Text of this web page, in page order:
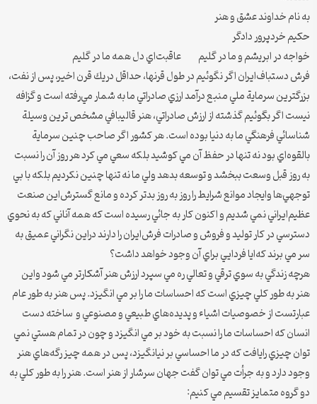
به نام خداوند عشق و هنر
حكيم خردپرور دادگر
خواجه در ابريشم و ما در گليم عاقبت‌اي دل همه ما در گليم
فرش دستباف‌ايران اگر نگوئيم در طول قرنها، حداقل در‌يك قرن اخير، پس از نفت،
بزرگترين سرماية ملي منبع درآمد ارزي صادراتي ما به شمار مي‌رفته است و گزافه
نيست اگر بگوئيم گذشته از ارزش صادراتي، هنر قاليبافي مشخص ترين وسيلة
شناسائي فرهنگي ما به دنيا بوده است. هر كشور اگر صاحب چنين سرماية
بالقوه‌اي بود نه تنها در حفظ آن مي كوشيد بلكه سعي مي كرد هر روز آن را نسبت
به روز قبل وسعت ببخشد و توسعه بدهد ولي ما نه تنها چنين نكرديم بلكه با بي
توجهي‌ها و‌ايجاد موانع شرايط را روز به روز بدتر كرده و مانع گسترش‌اين صنعت
عظيم‌ايراني نمي شديم و اكنون كار به جائي رسيده است كه همه آناني كه به نحوي
دسترسي در كار توليد و فروش و صادرات فرش‌ايران را دارند در‌اين نگراني عميق به
سر مي برند كه‌ايا فردايي براي آن وجود خواهد داشت؟
هرچه زندگي به سوي ترقي و تعالي ره مي سپرد ارزش هنر آشكارتر مي شود و‌اين
هنر به طور كلي چيزي است كه احساسات ما را بر مي انگيزد. پس هنر به طور عام
عبارتست از خصوصيات اشياء و پديده‌هاي طبيعي و مصنوعي و ساخته دست
انسان كه احساسات ما را نسبت به خود بر مي انگيزد و چون در تمام هستي نمي
توان چيزي را‌يافت كه در ما احساسي بر نيانگيزد، پس در همه چيز رگه‌هاي هنر
وجود دارد و به جرأت مي توان گفت جهان سرشار از هنر است. هنر را به طور كلي به
دو گروه متمايز تقسيم مي كنيم: